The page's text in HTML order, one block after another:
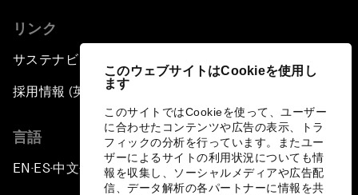
このウェブサイトはCookieを使用し
ます
このサイトではCookieを使って、ユーザー
に合わせたコンテンツや広告の表示、トラ
フィックの分析を行っています。またユー
ザーによるサイトの利用状況についても情
報を収集し、ソーシャルメディアや広告配
信、データ解析の各パートナーに情報を共
リンク
サステナビリティへの取り組み
採用情報 (英語のみ)
言語
EN ▪ ES▪中文▪ 日本語